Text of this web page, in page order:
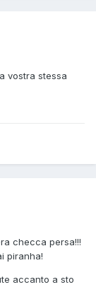
vostra stessa
checca persa!!!
piranha!
accanto a sto